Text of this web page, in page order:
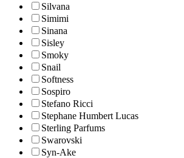
Silvana
Simimi
Sinana
Sisley
Smoky
Snail
Softness
Sospiro
Stefano Ricci
Stephane Humbert Lucas
Sterling Parfums
Swarovski
Syn-Ake